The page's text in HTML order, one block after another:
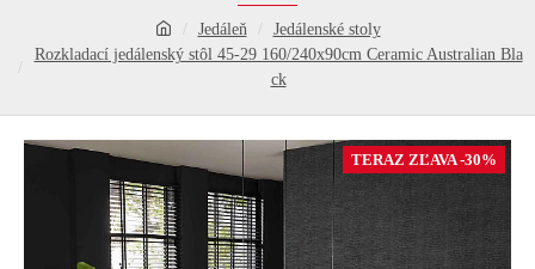
Jedáleň
Jedálenské stoly
Rozkladací jedálenský stôl 45-29 160/240x90cm Ceramic Australian Bla
ck
TERAZ ZĽAVA -30%